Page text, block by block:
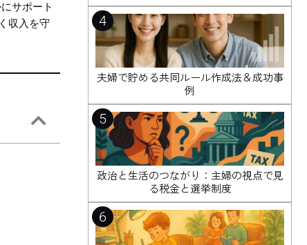
サポート
収入を守
4
夫婦で貯める共同ルール作成法＆成功事
例
5
政治と生活のつながり：主婦の視点で見
る税金と選挙制度
6